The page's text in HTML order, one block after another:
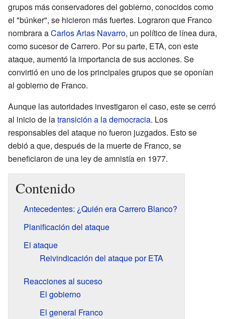
grupos más conservadores del gobierno, conocidos como
el "búnker", se hicieron más fuertes. Lograron que Franco
nombrara aCarlos Arias Navarro, un político de línea dura,
como sucesor de Carrero. Por su parte, ETA, con este
ataque, aumentó la importancia de sus acciones. Se
convirtió en uno de los principales grupos que se oponían
al gobierno de Franco.
Aunque las autoridades investigaron el caso, este se cerró
al inicio de latransición a la democracia. Los
responsables del ataque no fueron juzgados. Esto se
debió a que, después de la muerte de Franco, se
beneficiaron de una ley de amnistía en 1977.
Contenido
Antecedentes: ¿Quién era Carrero Blanco?
Planificación del ataque
El ataque
Reivindicación del ataque por ETA
Reacciones al suceso
El gobierno
El general Franco